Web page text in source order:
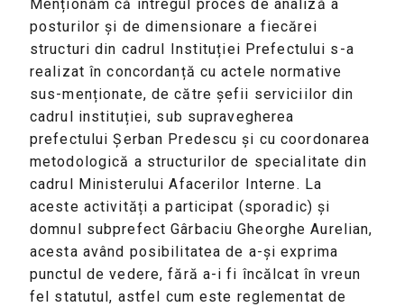
Menționăm că întregul proces de analiză a
posturilor și de dimensionare a fiecărei
structuri din cadrul Instituției Prefectului s-a
realizat în concordanță cu actele normative
sus-menționate, de către șefii serviciilor din
cadrul instituției, sub supravegherea
prefectului Șerban Predescu și cu coordonarea
metodologică a structurilor de specialitate din
cadrul Ministerului Afacerilor Interne. La
aceste activități a participat (sporadic) și
domnul subprefect Gârbaciu Gheorghe Aurelian,
acesta având posibilitatea de a-și exprima
punctul de vedere, fără a-i fi încălcat în vreun
fel statutul, astfel cum este reglementat de